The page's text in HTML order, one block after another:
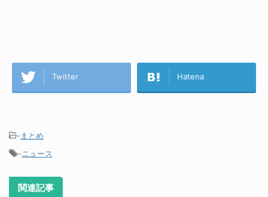
Twitter Hatena
- まとめ
-ニュース
関連記事